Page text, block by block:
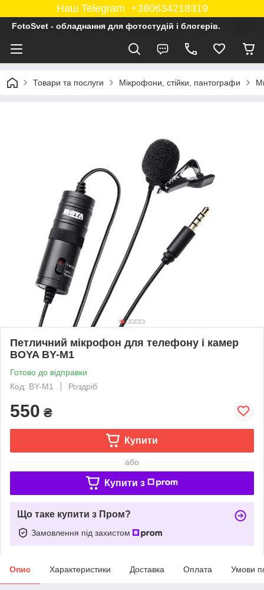
Наш Telegram +380634218319
FotoSvet - обладнання для фотостудій і блогерів.
Товари та послуги Мікрофони, стійки, пантографи
Петличний мікрофон для телефону і камер
BOYA BY-M1
Готово до відправки
Код: BY-M1
Роздріб
550 ₴
Купити
або
Купити з
Що таке купити з Пром?
Замовлення під захистом
Опис Характеристики Доставка Оплата Умови